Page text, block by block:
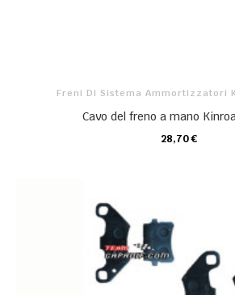
Freni Di Sistema Ammortizzatori
Cavo del freno a mano
28,70 €
CARRELLO